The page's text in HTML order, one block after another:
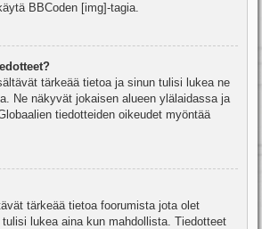
BBCoden [img]-tagia.
tärkeää tietoa ja sinun tulisi lukea ne
Ne näkyvät jokaisen alueen ylälaidassa ja
tiedotteiden oikeudet myöntää
tärkeää tietoa foorumista jota olet
lukea aina kun mahdollista. Tiedotteet